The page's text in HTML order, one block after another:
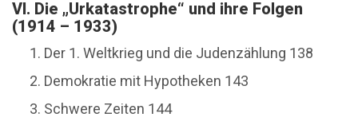
VI. Die „Urkatastrophe“ und ihre Folgen
(1914 – 1933)
Der 1. Weltkrieg und die Judenzählung 138
Demokratie mit Hypotheken 143
Schwere Zeiten 144